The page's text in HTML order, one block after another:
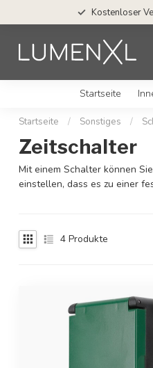
Kostenloser
Startseite
Startseite / Sonstiges /
Zeitschalter
Mit einem Schalter können
einstellen, dass es zu einer
4 Produkte